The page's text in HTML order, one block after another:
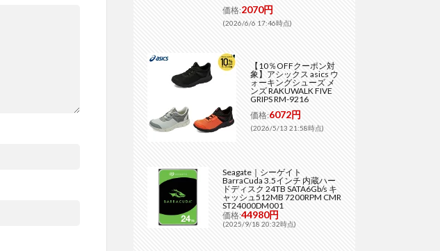
価格:2070円
(2026/6/6 17:46時点)
【10％OFFクーポン対
象】アシックス asics ウ
ォーキングシューズ メ
ンズ RAKUWALK FIVE
GRIPS RM-9216
価格:6072円
(2026/5/13 21:58時点)
Seagate｜シーゲイト
BarraCuda 3.5インチ 内蔵ハー
ドディスク 24TB SATA6Gb/s キ
ャッシュ512MB 7200RPM CMR
ST24000DM001
価格:44980円
(2025/9/18 20:32時点)